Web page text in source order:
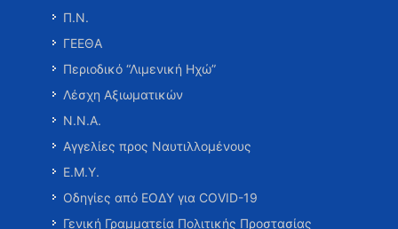
Π.Ν.
ΓΕΕΘΑ
Περιοδικό “Λιμενική Ηχώ”
Λέσχη Αξιωματικών
Ν.Ν.Α.
Αγγελίες προς Ναυτιλλομένους
Ε.Μ.Υ.
Οδηγίες από ΕΟΔΥ για COVID-19
Γενική Γραμματεία Πολιτικής Προστασίας